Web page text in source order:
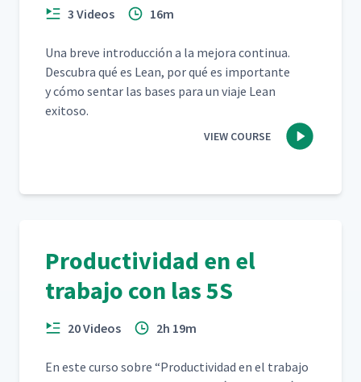
3 Videos 16m
Una breve intro­duc­ción a la mejo­ra con­tin­ua.
Des­cubra qué es Lean, por qué es impor­tante
y cómo sen­tar las bases para un via­je Lean
exitoso.
VIEW COURSE
Productividad en el
trabajo con las 5S
20 Videos 2h 19m
En este cur­so sobre “Pro­duc­tivi­dad en el tra­ba­jo